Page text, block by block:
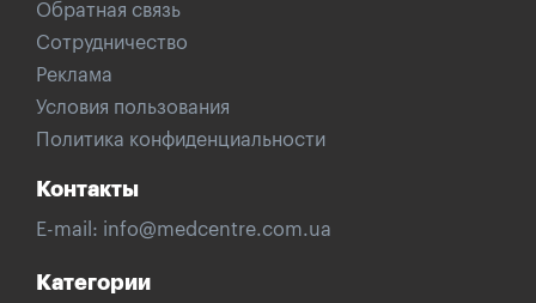
Обратная связь
Сотрудничество
Реклама
Условия пользования
Политика конфиденциальности
Контакты
E-mail: info@medcentre.com.ua
Категории